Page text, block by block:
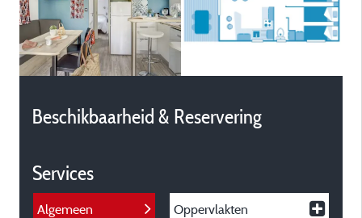
Beschikbaarheid & Reservering
Services
Algemeen Oppervlakten